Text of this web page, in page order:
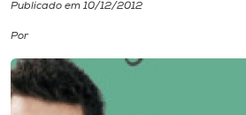
Cultura
Publicado em 10/12/2012
Por